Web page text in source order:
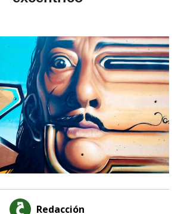
Redacción